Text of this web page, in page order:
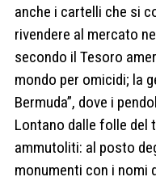
anche i cartelli che si
rivendere al mercato
secondo il Tesoro
mondo per omicidi; la
Bermuda”, dove i
Lontano dalle folle del
ammutoliti: al posto
monumenti con i